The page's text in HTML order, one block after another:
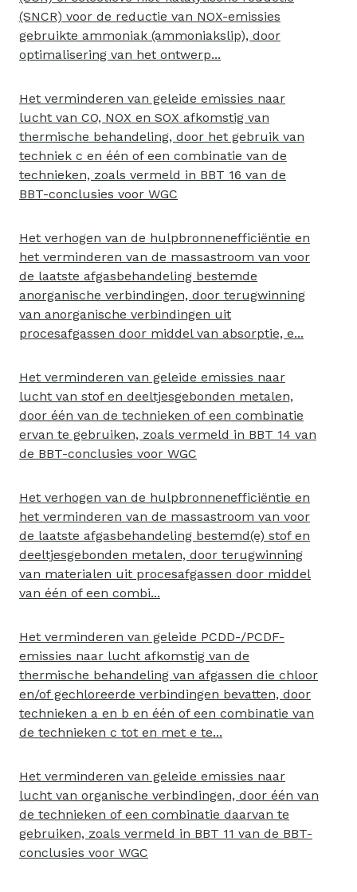
(SNCR) voor de reductie van NOX-emissies
gebruikte ammoniak (ammoniakslip), door
optimalisering van het ontwerp...
Het verminderen van geleide emissies naar
lucht van CO, NOX en SOX afkomstig van
thermische behandeling, door het gebruik van
techniek c en één of een combinatie van de
technieken, zoals vermeld in BBT 16 van de
BBT-conclusies voor WGC
Het verhogen van de hulpbronnenefficiëntie en
het verminderen van de massastroom van voor
de laatste afgasbehandeling bestemde
anorganische verbindingen, door terugwinning
van anorganische verbindingen uit
procesafgassen door middel van absorptie, e...
Het verminderen van geleide emissies naar
lucht van stof en deeltjesgebonden metalen,
door één van de technieken of een combinatie
ervan te gebruiken, zoals vermeld in BBT 14 van
de BBT-conclusies voor WGC
Het verhogen van de hulpbronnenefficiëntie en
het verminderen van de massastroom van voor
de laatste afgasbehandeling bestemd(e) stof en
deeltjesgebonden metalen, door terugwinning
van materialen uit procesafgassen door middel
van één of een combi...
Het verminderen van geleide PCDD-/PCDF-
emissies naar lucht afkomstig van de
thermische behandeling van afgassen die chloor
en/of gechloreerde verbindingen bevatten, door
technieken a en b en één of een combinatie van
de technieken c tot en met e te...
Het verminderen van geleide emissies naar
lucht van organische verbindingen, door één van
de technieken of een combinatie daarvan te
gebruiken, zoals vermeld in BBT 11 van de BBT-
conclusies voor WGC